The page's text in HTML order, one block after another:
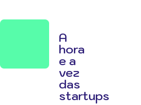
A
hora
e a
vez
das
startups